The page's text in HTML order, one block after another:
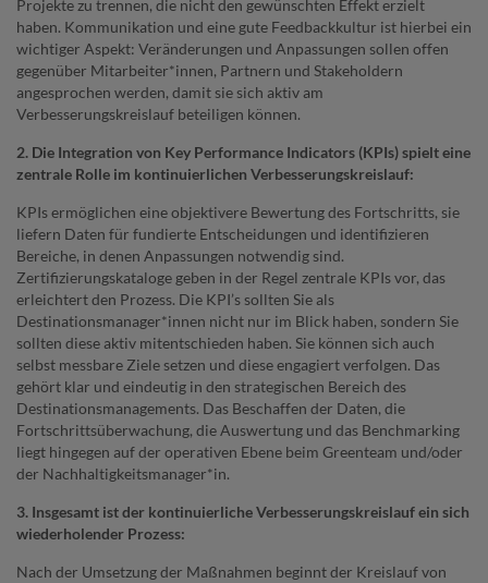
Projekte zu trennen, die nicht den gewünschten Effekt erzielt
haben. Kommunikation und eine gute Feedbackkultur ist hierbei ein
wichtiger Aspekt: Veränderungen und Anpassungen sollen offen
gegenüber Mitarbeiter*innen, Partnern und Stakeholdern
angesprochen werden, damit sie sich aktiv am
Verbesserungskreislauf beteiligen können.
2. Die Integration von Key Performance Indicators (KPIs) spielt eine
zentrale Rolle im kontinuierlichen Verbesserungskreislauf:
KPIs ermöglichen eine objektivere Bewertung des Fortschritts, sie
liefern Daten für fundierte Entscheidungen und identifizieren
Bereiche, in denen Anpassungen notwendig sind.
Zertifizierungskataloge geben in der Regel zentrale KPIs vor, das
erleichtert den Prozess. Die KPI’s sollten Sie als
Destinationsmanager*innen nicht nur im Blick haben, sondern Sie
sollten diese aktiv mitentschieden haben. Sie können sich auch
selbst messbare Ziele setzen und diese engagiert verfolgen. Das
gehört klar und eindeutig in den strategischen Bereich des
Destinationsmanagements. Das Beschaffen der Daten, die
Fortschrittsüberwachung, die Auswertung und das Benchmarking
liegt hingegen auf der operativen Ebene beim Greenteam und/oder
der Nachhaltigkeitsmanager*in.
3. Insgesamt ist der kontinuierliche Verbesserungskreislauf ein sich
wiederholender Prozess:
Nach der Umsetzung der Maßnahmen beginnt der Kreislauf von